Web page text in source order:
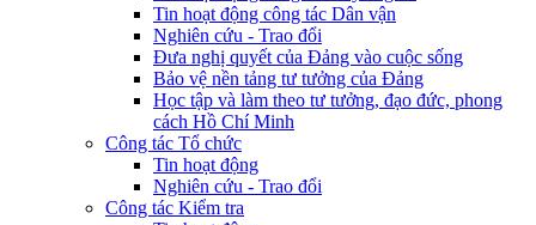
Tin hoạt động công tác Dân vận
Nghiên cứu - Trao đổi
Đưa nghị quyết của Đảng vào cuộc sống
Bảo vệ nền tảng tư tưởng của Đảng
Học tập và làm theo tư tưởng, đạo đức, phong
cách Hồ Chí Minh
Công tác Tổ chức
Tin hoạt động
Nghiên cứu - Trao đổi
Công tác Kiểm tra